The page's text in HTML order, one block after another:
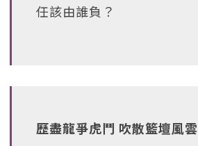
任該由誰負？
歷盡龍爭虎鬥 吹散籃壇風雲